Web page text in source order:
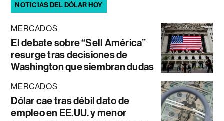
NOTICIAS DEL DÓLAR HOY
MERCADOS
El debate sobre “Sell América”
resurge tras decisiones de
Washington que siembran dudas
MERCADOS
Dólar cae tras débil dato de
empleo en EE.UU. y menor